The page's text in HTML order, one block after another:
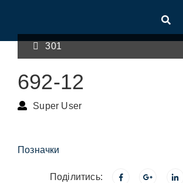
301
692-12
Super User
Позначки
Поділитись: